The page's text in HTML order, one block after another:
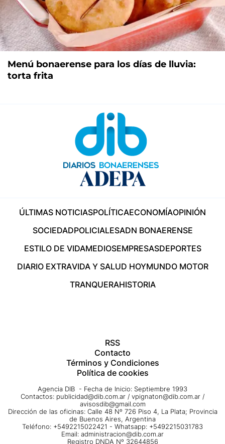
Menú bonaerense para los días de lluvia:
torta frita
ÚLTIMAS NOTICIASPOLÍTICAECONOMÍAOPINIÓN
SOCIEDADPOLICIALESADN BONAERENSE
ESTILO DE VIDAMEDIOSEMPRESASDEPORTES
DIARIO EXTRAVIDA Y SALUD HOYMUNDO MOTOR
TRANQUERAHISTORIA
RSS
Contacto
Términos y Condiciones
Política de cookies
Agencia DIB - Fecha de Inicio: Septiembre 1993
Contactos: publicidad@dib.com.ar / vpignaton@dib.com.ar /
avisosdib@gmail.com
Dirección de las oficinas: Calle 48 Nº 726 Piso 4, La Plata; Provincia
de Buenos Aires, Argentina
Teléfono: +5492215022421 - Whatsapp: +5492215031783
Email: administracion@dib.com.ar
Registro DNDA Nº 32644856